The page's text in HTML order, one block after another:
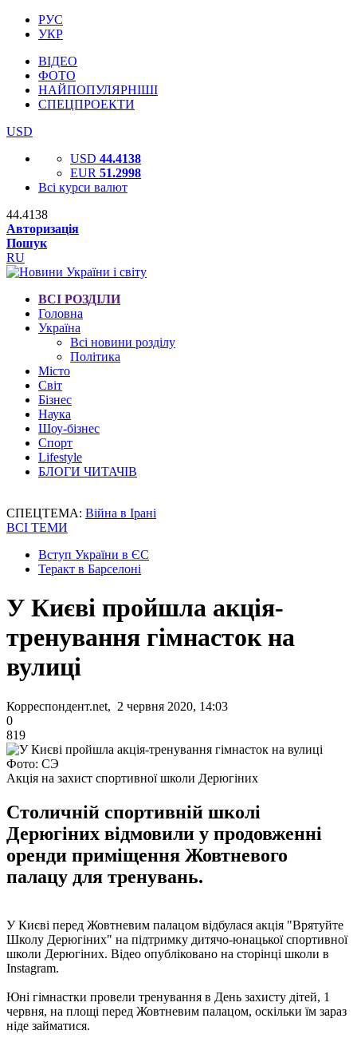
РУС
УКР
ВІДЕО
ФОТО
НАЙПОПУЛЯРНІШІ
СПЕЦПРОЕКТИ
USD
USD 44.4138
EUR 51.2998
Всі курси валют
44.4138
Авторизація
Пошук
RU
ВСІ РОЗДІЛИ
Головна
Україна
Всі новини розділу
Політика
Місто
Світ
Бізнес
Наука
Шоу-бізнес
Спорт
Lifestyle
БЛОГИ ЧИТАЧІВ
СПЕЦТЕМА: Війна в Ірані
ВСІ ТЕМИ
Вступ України в ЄС
Теракт в Барселоні
У Києві пройшла акція-
тренування гімнасток на
вулиці
Корреспондент.net, 2 червня 2020, 14:03
0
819
Фото: СЭ
Акція на захист спортивної школи Дерюгіних
Столичній спортивній школі
Дерюгіних відмовили у продовженні
оренди приміщення Жовтневого
палацу для тренувань.
У Києві перед Жовтневим палацом відбулася акція "Врятуйте
Школу Дерюгіних" на підтримку дитячо-юнацької спортивної
школи Дерюгіних. Відео опубліковано на сторінці школи в
Instagram.
Юні гімнастки провели тренування в День захисту дітей, 1
червня, на площі перед Жовтневим палацом, оскільки їм зараз
ніде займатися.